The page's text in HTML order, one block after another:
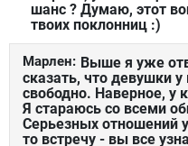
шанс ? Думаю, этот
твоих поклонниц :)
Марлен: Выше я уже
сказать, что девушки
свободно. Наверное, у
Я стараюсь со всеми
Серьезных отношений
то встречу - вы все